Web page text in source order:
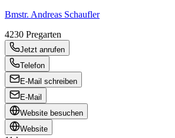
Bmstr. Andreas Schaufler
4230 Pregarten
Jetzt anrufen
Telefon
E-Mail schreiben
E-Mail
Website besuchen
Website